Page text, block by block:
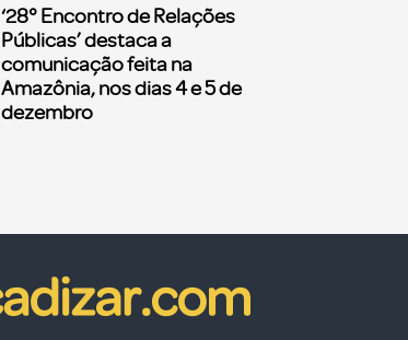
‘28° Encontro de Relações
Públicas’ destaca a
comunicação feita na
Amazônia, nos dias 4 e 5 de
dezembro